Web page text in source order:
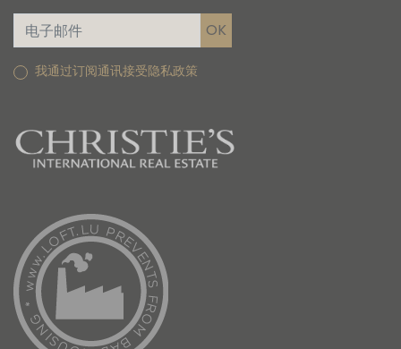
我通过订阅通讯接受隐私政策